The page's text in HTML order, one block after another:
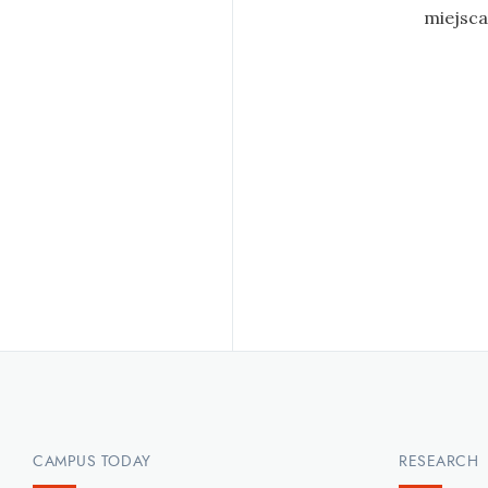
CAMPUS TODAY RESEARCH